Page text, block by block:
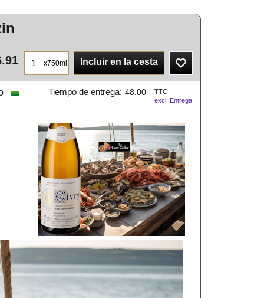
x750ml Incluir en la cesta
TTC
excl. Entrega
Tiempo de entrega: 48.00